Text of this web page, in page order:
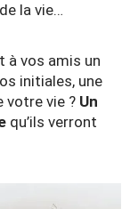
la vie…
à vos amis un
initiales, une
votre vie ? Un
qu’ils verront